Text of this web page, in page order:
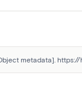
metadata]. https://